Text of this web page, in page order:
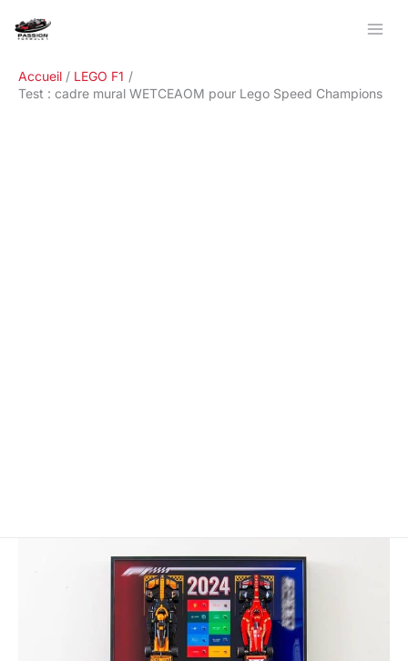
Accueil
LEGO F1
Test : cadre mural WETCEAOM pour Lego Speed Champions